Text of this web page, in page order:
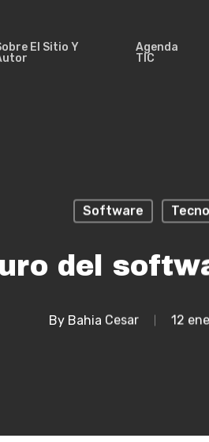
El Sitio Y
Agenda
TIC
Software
del
By Bahia Cesar 12